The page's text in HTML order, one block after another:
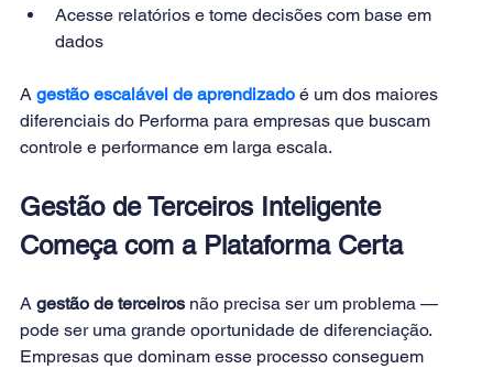
Acesse relatórios e tome decisões com base em
dados
A gestão escalável de aprendizado é um dos maiores
diferenciais do Performa para empresas que buscam
controle e performance em larga escala.
Gestão de Terceiros Inteligente
Começa com a Plataforma Certa
A gestão de terceiros não precisa ser um problema —
pode ser uma grande oportunidade de diferenciação.
Empresas que dominam esse processo conseguem